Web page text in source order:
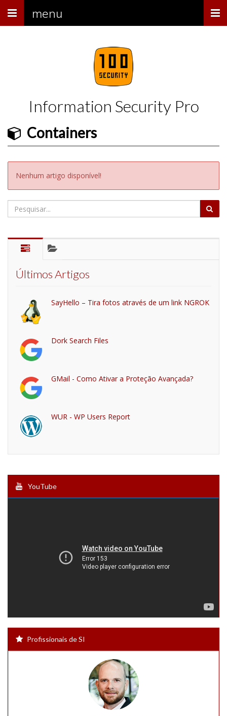
Menu menu
Information Security Pro
Containers
Nenhum artigo disponível!
Últimos Artigos
SayHello – Tira fotos através de um link NGROK
Dork Search Files
GMail - Como Ativar a Proteção Avançada?
WUR - WP Users Report
YouTube
Profissionais de SI